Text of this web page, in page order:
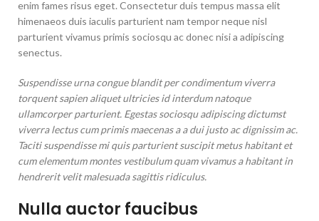
enim fames risus eget. Consectetur duis tempus massa elit
himenaeos duis iaculis parturient nam tempor neque nisl
parturient vivamus primis sociosqu ac donec nisi a adipiscing
senectus.
Suspendisse urna congue blandit per condimentum viverra
torquent sapien aliquet ultricies id interdum natoque
ullamcorper parturient. Egestas sociosqu adipiscing dictumst
viverra lectus cum primis maecenas a a dui justo ac dignissim ac.
Taciti suspendisse mi quis parturient suscipit metus habitant et
cum elementum montes vestibulum quam vivamus a habitant in
hendrerit velit malesuada sagittis ridiculus.
Nulla auctor faucibus